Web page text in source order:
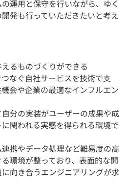
運用と保守を行いながら、ゆく
発も行っていただきたいと考え
るものづくりができる
なぐ自社サービスを技術で支
会や企業の最適なインフルエン
分の実装がユーザーの成果や成
関われる実感を得られる環境で
携やデータ処理など難易度の高
環境が整っており、表面的な開
向き合うエンジニアリングが求